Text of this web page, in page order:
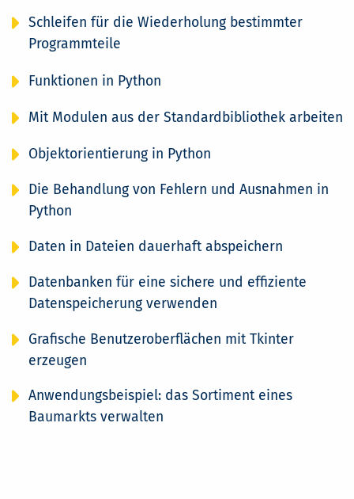
Schleifen für die Wiederholung bestimmter
Programmteile
Funktionen in Python
Mit Modulen aus der Standardbibliothek arbeiten
Objektorientierung in Python
Die Behandlung von Fehlern und Ausnahmen in
Python
Daten in Dateien dauerhaft abspeichern
Datenbanken für eine sichere und effiziente
Datenspeicherung verwenden
Grafische Benutzeroberflächen mit Tkinter
erzeugen
Anwendungsbeispiel: das Sortiment eines
Baumarkts verwalten